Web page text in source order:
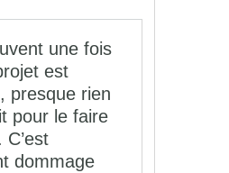
une fois
est
presque rien
pour le faire
C’est
dommage